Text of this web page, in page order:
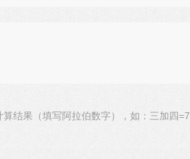
算结果（填写阿拉伯数字），如：三加四=7